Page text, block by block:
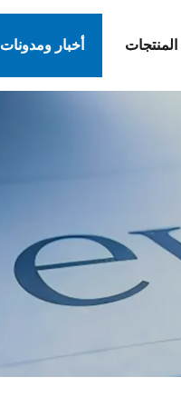
المنتجات أخبار ومدونات